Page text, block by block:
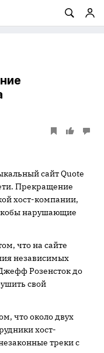
сайт Quote
Прекращение
хост-компании,
нарушающие
что на сайте
независимых
Розенсток до
свой
что около двух
хост-
треки с